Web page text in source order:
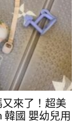
又來了！超美
國 嬰幼兒用